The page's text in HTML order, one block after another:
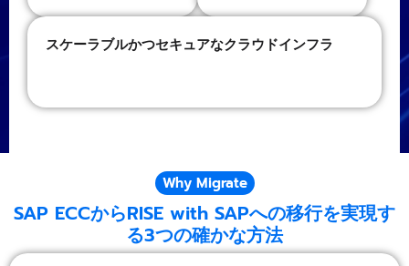
スケーラブルかつセキュアなクラウドインフラ
Why Migrate
SAP ECCからRISE with SAPへの移行を実現す
る3つの確かな方法